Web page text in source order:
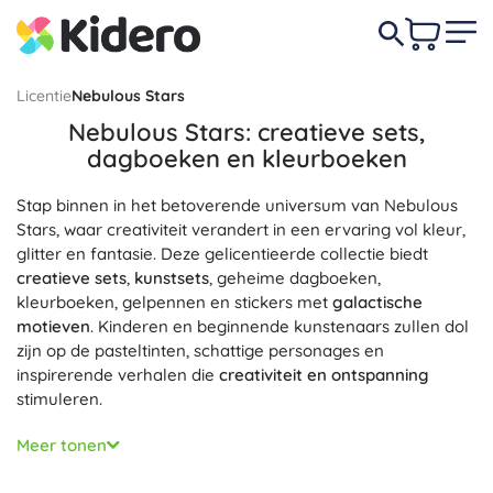
LicentieNebulous Stars
Nebulous Stars: creatieve sets,
dagboeken en kleurboeken
Stap binnen in het betoverende universum van Nebulous
Stars, waar creativiteit verandert in een ervaring vol kleur,
glitter en fantasie. Deze gelicentieerde collectie biedt
creatieve sets, kunstsets, geheime dagboeken,
kleurboeken, gelpennen en stickers met galactische
motieven. Kinderen en beginnende kunstenaars zullen dol
zijn op de pasteltinten, schattige personages en
inspirerende verhalen die creativiteit en ontspanning
stimuleren.
Elke Nebulous Stars-set is ontworpen om de fijne motoriek,
concentratie en esthetisch gevoel te ontwikkelen. Je vindt
Meer tonen